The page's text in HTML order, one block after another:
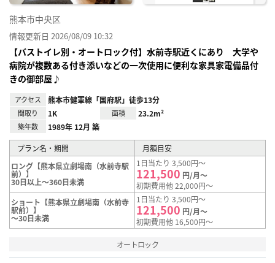
熊本市中央区
情報更新日 2026/08/09 10:32
【バストイレ別・オートロック付】水前寺駅近くにあり 大学や
病院が複数ある付き添いなどの一次使用に便利な家具家電備品付
きの御部屋♪
アクセス 熊本市健軍線「国府駅」徒歩13分
間取り 1K 面積 23.2m²
築年数 1989年 12月 築
プラン名・期間
月額目安
ロング【熊本県立劇場南（水前寺駅
前）】
30日以上～360日未満
1日当たり 3,500円～
121,500 円/月～
初期費用他 22,000円～
ショート【熊本県立劇場南（水前寺
駅前）】
～30日未満
1日当たり 3,500円～
121,500 円/月～
初期費用他 16,500円～
オートロック